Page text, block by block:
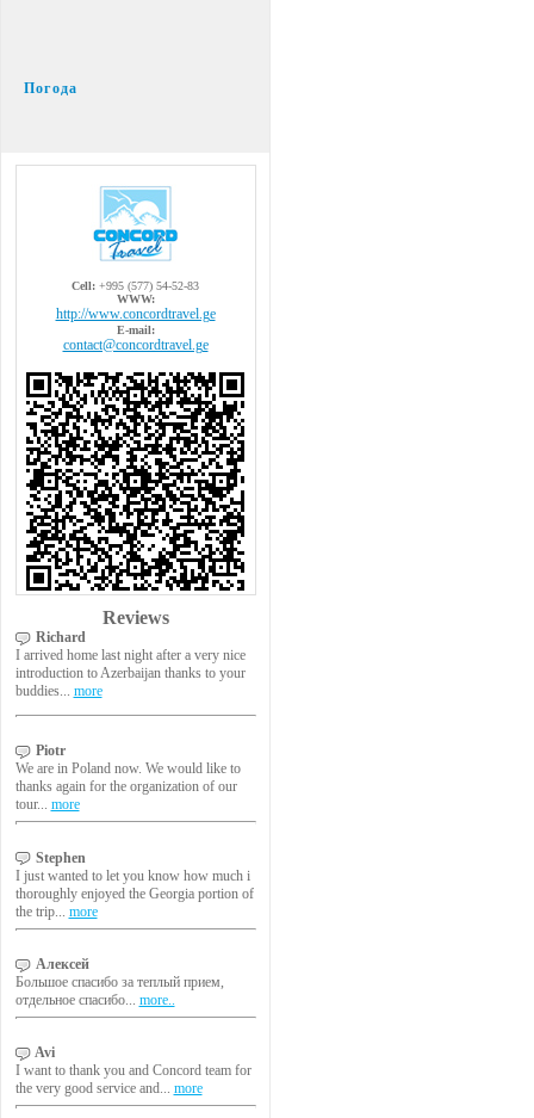
Погода
Cell: +995 (577) 54-52-83
WWW:
http://www.concordtravel.ge
E-mail:
contact@concordtravel.ge
Reviews
Richard
I arrived home last night after a very nice
introduction to Azerbaijan thanks to your
buddies... more
Piotr
We are in Poland now. We would like to
thanks again for the organization of our
tour... more
Stephen
I just wanted to let you know how much i
thoroughly enjoyed the Georgia portion of
the trip... more
Алексей
Большое спасибо за теплый прием,
отдельное спасибо... more..
Avi
I want to thank you and Concord team for
the very good service and... more